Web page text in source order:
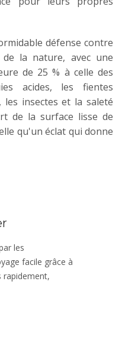
défense contre
la nature, avec une
de 25 % à celle des
acides, les fientes
les insectes et la saleté
de la surface lisse de
qu'un éclat qui donne
les
facile grâce à
rapidement,